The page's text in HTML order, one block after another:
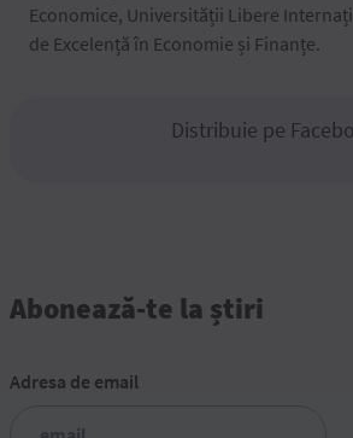
Economice, Universității Libere
de Excelență în Economie și Finanțe.
Distribuie pe
Abonează-te la știri
Adresa de email